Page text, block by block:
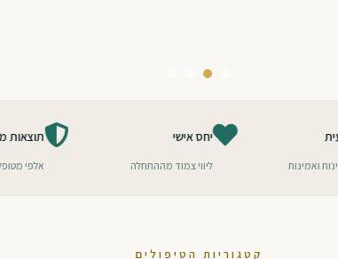
ליווי צמוד מההתחלה
גישה טבעית
תוצאות עדינות ואמינות
קטגוריות הטיפולים